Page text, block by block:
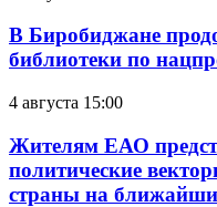
В Биробиджане
библиотеки по
4 августа 15:00
Жителям ЕАО
политические
страны на